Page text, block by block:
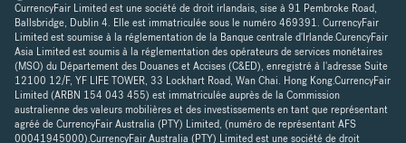
CurrencyFair Limited est une société de droit irlandais, sise à 91 Pembroke Road,
Ballsbridge, Dublin 4. Elle est immatriculée sous le numéro 469391. CurrencyFair
Limited est soumise à la réglementation de la Banque centrale d'Irlande.CurencyFair
Asia Limited est soumis à la réglementation des opérateurs de services monétaires
(MSO) du Département des Douanes et Accises (C&ED), enregistré à l'adresse Suite
12100 12/F, YF LIFE TOWER, 33 Lockhart Road, Wan Chai. Hong Kong.CurrencyFair
Limited (ARBN 154 043 455) est immatriculée auprès de la Commission
australienne des valeurs mobilières et des investissements en tant que représentant
agréé de CurrencyFair Australia (PTY) Limited, (numéro de représentant AFS
00041945000).CurrencyFair Australia (PTY) Limited est une société de droit